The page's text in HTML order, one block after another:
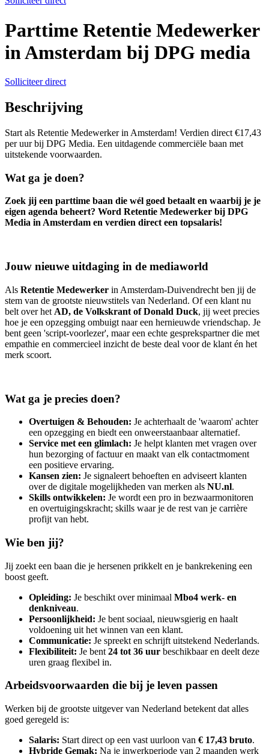
Parttime Retentie Medewerker
in Amsterdam bij DPG media
Solliciteer direct
Beschrijving
Start als Retentie Medewerker in Amsterdam! Verdien direct €17,43
per uur bij DPG Media. Een uitdagende commerciële baan met
uitstekende voorwaarden.
Wat ga je doen?
Zoek jij een parttime baan die wél goed betaalt en waarbij je je
eigen agenda beheert? Word Retentie Medewerker bij DPG
Media in Amsterdam en verdien direct een topsalaris!
Jouw nieuwe uitdaging in de mediaworld
Als Retentie Medewerker in Amsterdam-Duivendrecht ben jij de
stem van de grootste nieuwstitels van Nederland. Of een klant nu
belt over het AD, de Volkskrant of Donald Duck, jij weet precies
hoe je een opzegging ombuigt naar een hernieuwde vriendschap. Je
bent geen 'script-voorlezer', maar een echte gesprekspartner die met
empathie en commercieel inzicht de beste deal voor de klant én het
merk scoort.
Wat ga je precies doen?
Overtuigen & Behouden: Je achterhaalt de 'waarom' achter
een opzegging en biedt een onweerstaanbaar alternatief.
Service met een glimlach: Je helpt klanten met vragen over
hun bezorging of factuur en maakt van elk contactmoment
een positieve ervaring.
Kansen zien: Je signaleert behoeften en adviseert klanten
over de digitale mogelijkheden van merken als NU.nl.
Skills ontwikkelen: Je wordt een pro in bezwaarmonitoren
en overtuigingskracht; skills waar je de rest van je carrière
profijt van hebt.
Wie ben jij?
Jij zoekt een baan die je hersenen prikkelt en je bankrekening een
boost geeft.
Opleiding: Je beschikt over minimaal Mbo4 werk- en
denkniveau.
Persoonlijkheid: Je bent sociaal, nieuwsgierig en haalt
voldoening uit het winnen van een klant.
Communicatie: Je spreekt en schrijft uitstekend Nederlands.
Flexibiliteit: Je bent 24 tot 36 uur beschikbaar en deelt deze
uren graag flexibel in.
Arbeidsvoorwaarden die bij je leven passen
Werken bij de grootste uitgever van Nederland betekent dat alles
goed geregeld is:
Salaris: Start direct op een vast uurloon van € 17,43 bruto.
Hybride Gemak: Na je inwerkperiode van 2 maanden werk